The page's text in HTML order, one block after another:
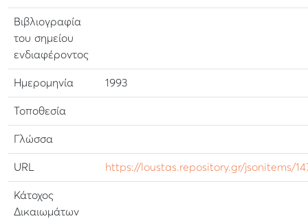
Βιβλιογραφία
του σημείου
ενδιαφέροντος
Ημερομηνία 1993
Τοποθεσία
Γλώσσα
URL https://loustas.repository.gr/jsonitems/
Κάτοχος
Δικαιωμάτων